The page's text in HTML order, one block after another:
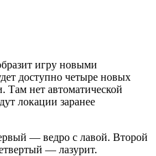
игру новыми
доступно четыре новых
нет автоматической
локации заранее
— ведро с лавой. Второй
— лазурит.